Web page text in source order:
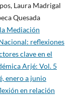
Laura Madrigal
Quesada
Mediación
reflexiones
clave en el
Arjé: Vol. 5
enero a junio
en relación